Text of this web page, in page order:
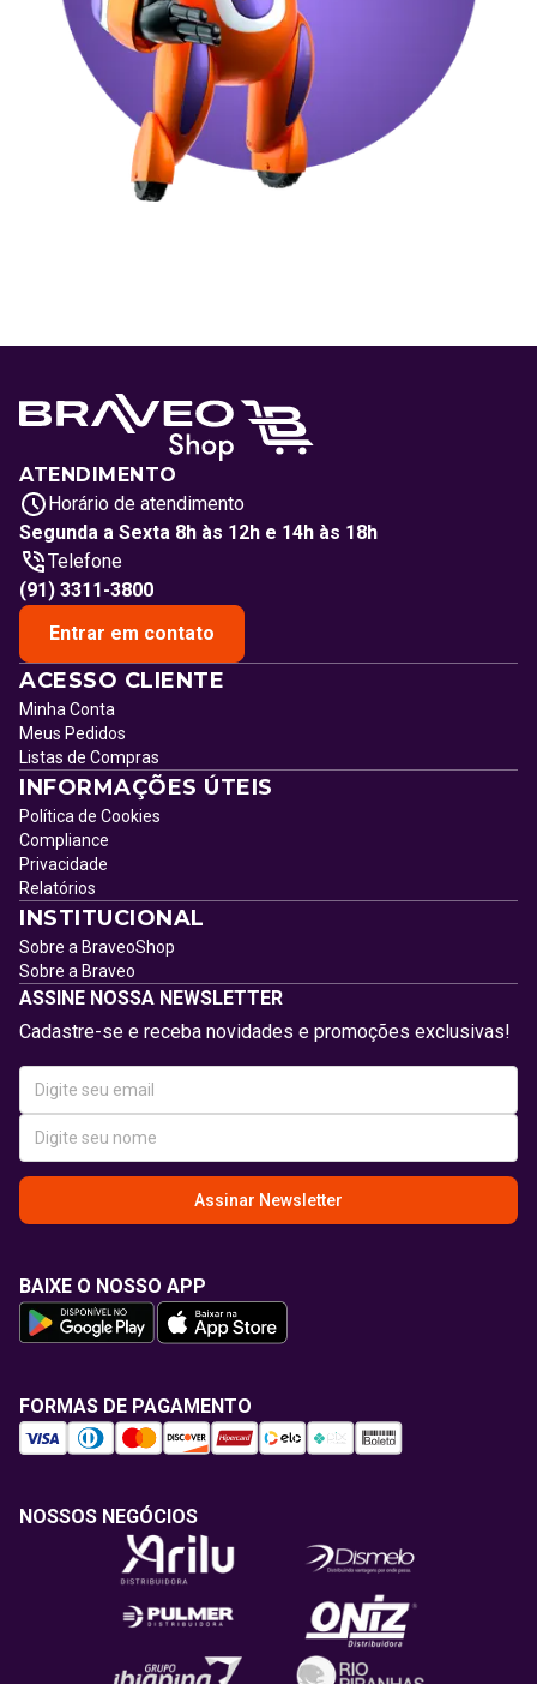
ATENDIMENTO
Horário de atendimento
Segunda a Sexta 8h às 12h e 14h às 18h
Telefone
(91) 3311-3800
Entrar em contato
ACESSO CLIENTE
Minha Conta
Meus Pedidos
Listas de Compras
INFORMAÇÕES ÚTEIS
Política de Cookies
Compliance
Privacidade
Relatórios
INSTITUCIONAL
Sobre a BraveoShop
Sobre a Braveo
ASSINE NOSSA NEWSLETTER
Cadastre-se e receba novidades e promoções exclusivas!
Assinar Newsletter
BAIXE O NOSSO APP
FORMAS DE PAGAMENTO
NOSSOS NEGÓCIOS